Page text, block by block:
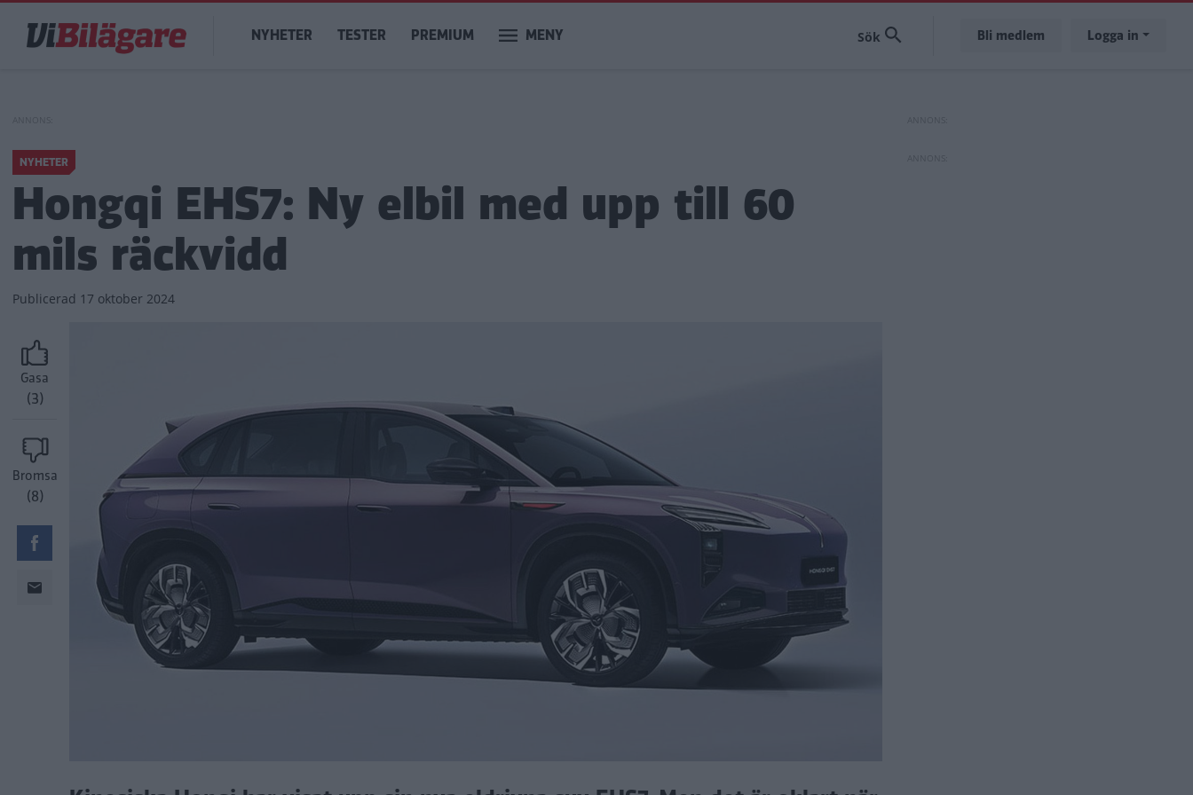
huvudinnehåll
Main
navigation
NYHETER TESTER PREMIUM MENY Bli medlem Logga in
NYHETER
Hongqi EHS7: Ny elbil med upp till 60
mils räckvidd
Publicerad 17 oktober 2024
Gasa
(3)
Bromsa
(8)